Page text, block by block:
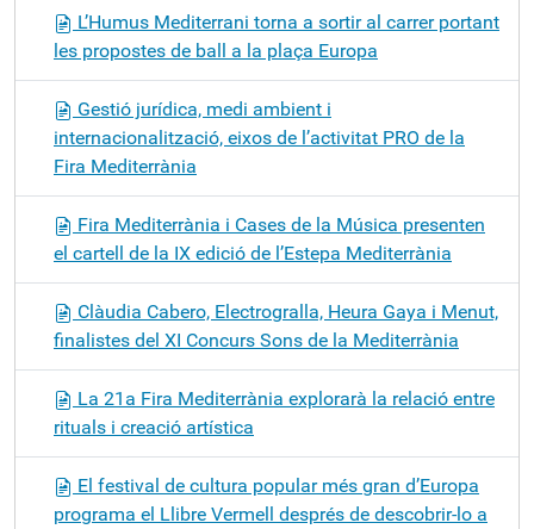
L’Humus Mediterrani torna a sortir al carrer portant
les propostes de ball a la plaça Europa
Gestió jurídica, medi ambient i
internacionalització, eixos de l’activitat PRO de la
Fira Mediterrània
Fira Mediterrània i Cases de la Música presenten
el cartell de la IX edició de l’Estepa Mediterrània
Clàudia Cabero, Electrogralla, Heura Gaya i Menut,
finalistes del XI Concurs Sons de la Mediterrània
La 21a Fira Mediterrània explorarà la relació entre
rituals i creació artística
El festival de cultura popular més gran d’Europa
programa el Llibre Vermell després de descobrir-lo a